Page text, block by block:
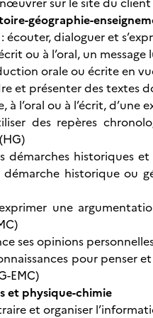
géographie-
dialoguer et
ou à l’oral, un
orale ou écrite en
et présenter des textes
à l’oral ou à l’écrit, d’une
des repères
démarches historiques
historique ou
une
ses opinions
pour penser
EMC)
et physique-chimie
et organiser